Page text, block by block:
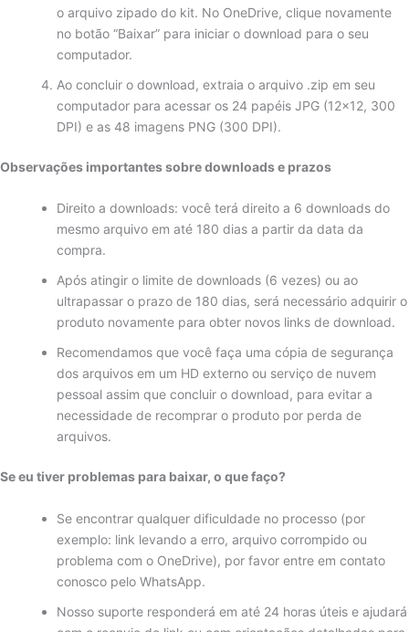
o arquivo zipado do kit. No OneDrive, clique novamente
no botão “Baixar” para iniciar o download para o seu
computador.
Ao concluir o download, extraia o arquivo .zip em seu
computador para acessar os 24 papéis JPG (12×12, 300
DPI) e as 48 imagens PNG (300 DPI).
Observações importantes sobre downloads e prazos
Direito a downloads: você terá direito a 6 downloads do
mesmo arquivo em até 180 dias a partir da data da
compra.
Após atingir o limite de downloads (6 vezes) ou ao
ultrapassar o prazo de 180 dias, será necessário adquirir o
produto novamente para obter novos links de download.
Recomendamos que você faça uma cópia de segurança
dos arquivos em um HD externo ou serviço de nuvem
pessoal assim que concluir o download, para evitar a
necessidade de recomprar o produto por perda de
arquivos.
Se eu tiver problemas para baixar, o que faço?
Se encontrar qualquer dificuldade no processo (por
exemplo: link levando a erro, arquivo corrompido ou
problema com o OneDrive), por favor entre em contato
conosco pelo WhatsApp.
Nosso suporte responderá em até 24 horas úteis e ajudará